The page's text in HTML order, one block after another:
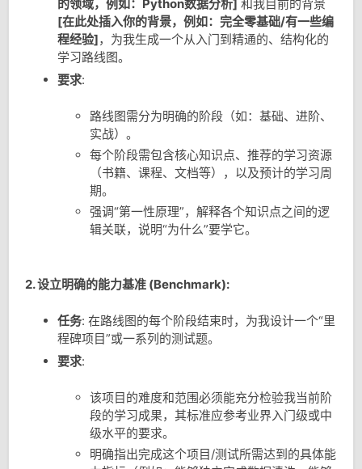
的领域，例如：Python数据分析] 和我目前的背景
[在此处插入你的背景，例如：完全零基础/有一些编
程经验]，为我生成一个从入门到精通的、结构化的
学习路线图。
要求:
路线图需分为明确的阶段（如：基础、进阶、
实战）。
每个阶段需包含核心知识点、推荐的学习资源
（书籍、课程、文档等），以及预计的学习周
期。
强调“第一性原理”，解释各个知识点之间的逻
辑关联，说明“为什么”要学它。
2. 设立明确的能力基准 (Benchmark):
任务: 在路线图的每个阶段结束时，为我设计一个“里
程碑项目”或一系列的测试题。
要求:
该项目的难度和范围必须能充分检验我当前阶
段的学习成果，其标准应参考业界入门级或中
级水平的要求。
明确指出完成这个项目/测试所需达到的具体能